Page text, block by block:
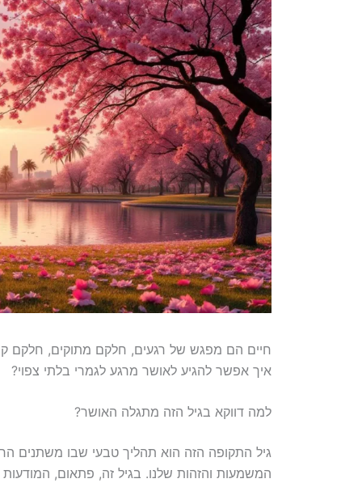
חיים הם מפגש של רגעים, חלקם מתוקים, חלקם
איך אפשר להגיע לאושר מרגע לגמרי בלתי צפוי?
למה דווקא בגיל הזה מתגלה האושר?
גיל התקופה הזה הוא תהליך טבעי שבו
המשמעות והזהות שלנו. בגיל זה, פתאום, המודעות